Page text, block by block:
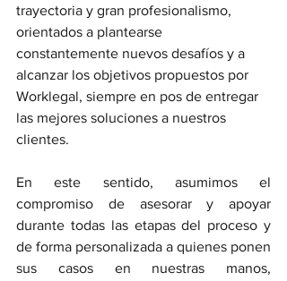
trayectoria y gran profesionalismo,
orientados a plantearse
constantemente nuevos desafíos y a
alcanzar los objetivos propuestos por
Worklegal, siempre en pos de entregar
las mejores soluciones a nuestros
clientes.
En este sentido, asumimos el
compromiso de asesorar y apoyar
durante todas las etapas del proceso y
de forma personalizada a quienes ponen
sus casos en nuestras manos,